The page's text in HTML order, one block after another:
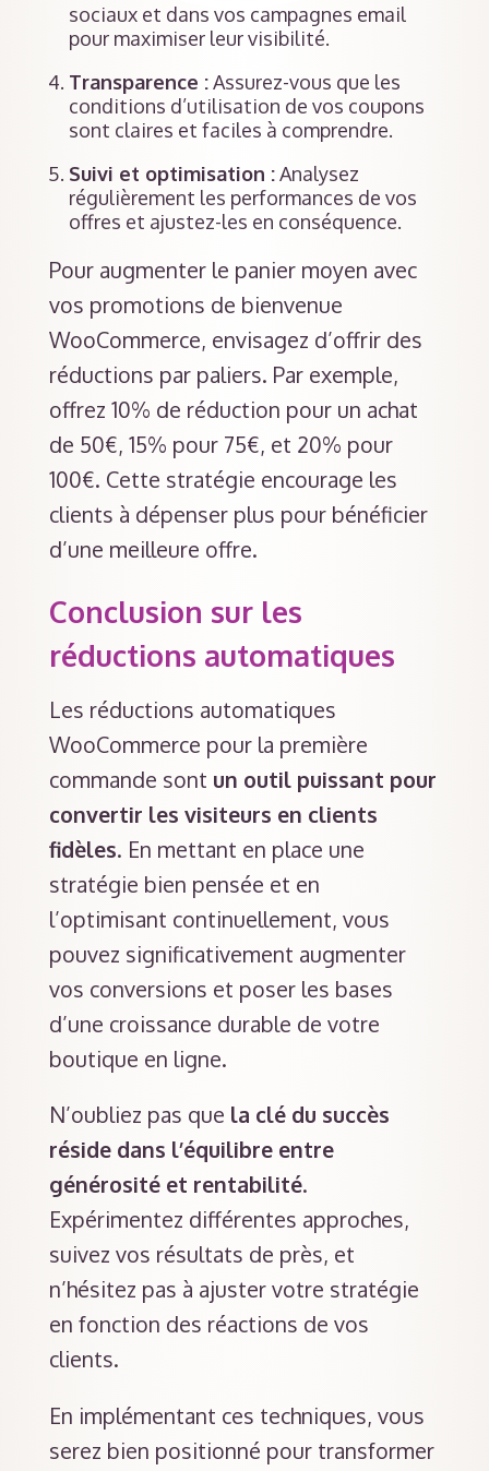
sociaux et dans vos campagnes email
pour maximiser leur visibilité.
Transparence :Assurez-vous que les
conditions d’utilisation de vos coupons
sont claires et faciles à comprendre.
Suivi et optimisation :Analysez
régulièrement les performances de vos
offres et ajustez-les en conséquence.
Pour augmenter le panier moyen avec
vos promotions de bienvenue
WooCommerce, envisagez d’offrir des
réductions par paliers. Par exemple,
offrez 10% de réduction pour un achat
de 50€, 15% pour 75€, et 20% pour
100€. Cette stratégie encourage les
clients à dépenser plus pour bénéficier
d’une meilleure offre.
Conclusion sur les
réductions automatiques
Les réductions automatiques
WooCommerce pour la première
commande sont un outil puissant pour
convertir les visiteurs en clients
fidèles. En mettant en place une
stratégie bien pensée et en
l’optimisant continuellement, vous
pouvez significativement augmenter
vos conversions et poser les bases
d’une croissance durable de votre
boutique en ligne.
N’oubliez pas que la clé du succès
réside dans l’équilibre entre
générosité et rentabilité.
Expérimentez différentes approches,
suivez vos résultats de près, et
n’hésitez pas à ajuster votre stratégie
en fonction des réactions de vos
clients.
En implémentant ces techniques, vous
serez bien positionné pour transformer